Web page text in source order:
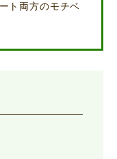
ト両方のモチベ